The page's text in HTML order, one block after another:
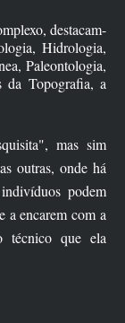
destacam-
Hidrologia,
Paleontologia,
da Topografia, a
mas sim
outras, onde há
podem
a encarem com a
técnico que ela